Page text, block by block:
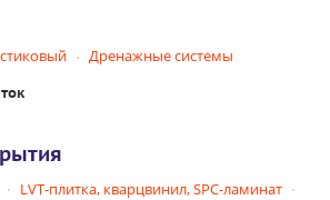
Дренажные системы
LVT-плитка, кварцвинил, SPC-ламинат